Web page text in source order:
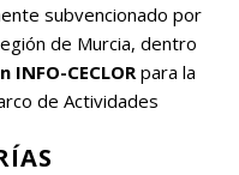
subvencionado por
de Murcia, dentro
CECLOR para la
de Actividades